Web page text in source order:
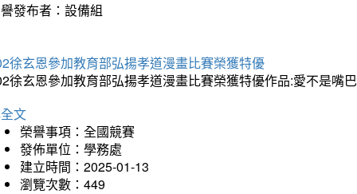
發布者：設備組
徐玄恩參加教育部弘揚孝道漫畫比賽榮獲特優
徐玄恩參加教育部弘揚孝道漫畫比賽榮獲特優作品:愛不是嘴
文
榮譽事項：全國競賽
發佈單位：學務處
建立時間：2025-01-13
瀏覽次數：449